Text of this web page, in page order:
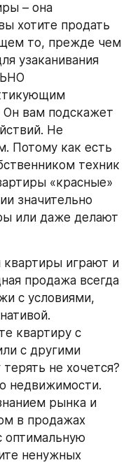
– она
хотите продать
то, прежде чем
узаканивания
вам подскажет
Не
Потому как есть
техник
«красные»
значительно
или даже делают
играют и
продажа всегда
с условиями,
квартиру с
с другими
не хочется?
недвижимости.
рынка и
в продажах
оптимальную
ненужных